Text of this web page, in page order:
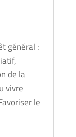
général :
de la
vivre
le